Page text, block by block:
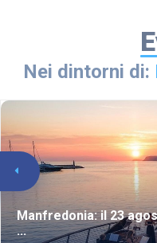
Nei dintorni di:
Manfredonia: il 23
...